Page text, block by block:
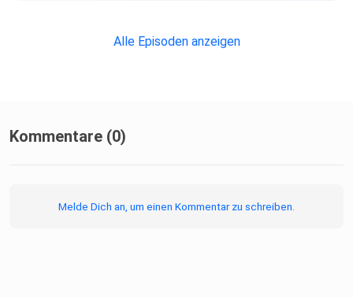
Alle Episoden anzeigen
Kommentare (0)
Melde Dich an, um einen Kommentar zu schreiben.